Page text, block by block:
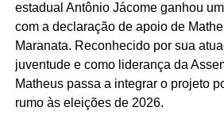
estadual Antônio Jácome ganhou
com a declaração de apoio de
Maranata. Reconhecido por sua
juventude e como liderança da
Matheus passa a integrar o projeto
rumo às eleições de 2026.